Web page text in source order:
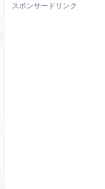
スポンサードリンク